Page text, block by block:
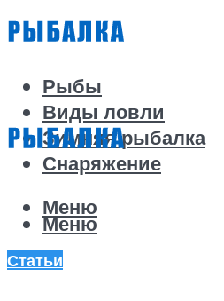
Рыбы
Виды ловли
Зимняя рыбалка
Снаряжение
Меню
Меню
Статьи